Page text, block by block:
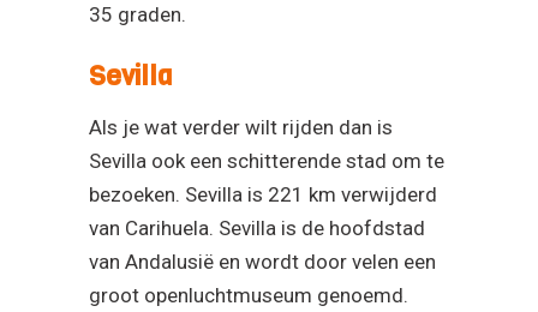
35 graden.
Sevilla
Als je wat verder wilt rijden dan is
Sevilla ook een schitterende stad om te
bezoeken. Sevilla is 221 km verwijderd
van Carihuela. Sevilla is de hoofdstad
van Andalusië en wordt door velen een
groot openluchtmuseum genoemd.